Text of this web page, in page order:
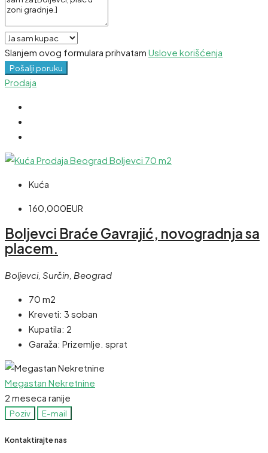
Slanjem ovog formulara prihvatam Uslove korišćenja
Pošalji poruku
Prodaja
Kuća
160,000EUR
Boljevci Braće Gavrajić, novogradnja sa
placem.
Boljevci, Surčin, Beograd
70 m2
Kreveti: 3 soban
Kupatila: 2
Garaža: Prizemlje. sprat
Megastan Nekretnine
2 meseca ranije
Poziv E-mail
Kontaktirajte nas